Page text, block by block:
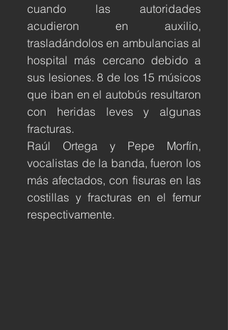
cuando las autoridades
acudieron en auxilio,
trasladándolos en ambulancias al
hospital más cercano debido a
sus lesiones. 8 de los 15 músicos
que iban en el autobús resultaron
con heridas leves y algunas
fracturas.
Raúl Ortega y Pepe Morfín,
vocalistas de la banda, fueron los
más afectados, con fisuras en las
costillas y fracturas en el femur
respectivamente.